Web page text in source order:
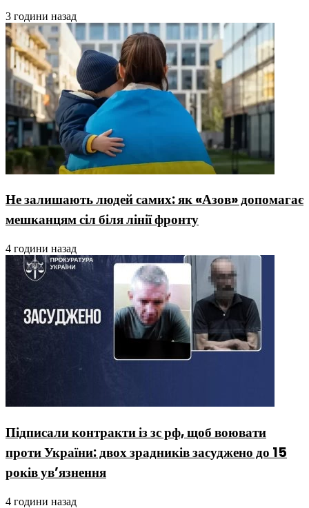
3 години назад
Не залишають людей самих: як «Азов» допомагає
мешканцям сіл біля лінії фронту
4 години назад
Підписали контракти із зс рф, щоб воювати
проти України: двох зрадників засуджено до 15
років ув’язнення
4 години назад